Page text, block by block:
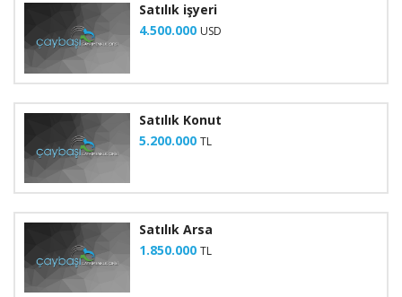
Satılık işyeri
4.500.000 USD
Satılık Konut
5.200.000 TL
Satılık Arsa
1.850.000 TL